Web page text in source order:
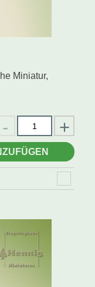
Miniatur,